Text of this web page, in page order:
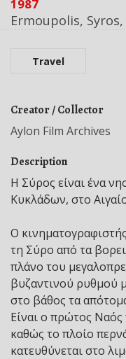
1987
Ermoupolis, Syros,
Travel
Creator / Collector
Aylon Film Archives
Description
Η Σύρος είναι ένα
Κυκλάδων, στο
Ο
τη Σύρο από τα
πλάνο του
βυζαντινού ρυθμού
στο βάθος τα
Είναι ο πρώτος Ναός
καθώς το πλοίο
κατευθύνεται στο